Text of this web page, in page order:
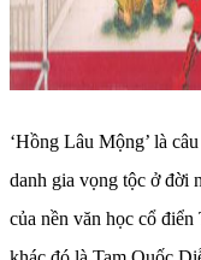
‘Hồng Lâu Mộng’ là
danh gia vọng tộc ở đời
của nền văn học cổ